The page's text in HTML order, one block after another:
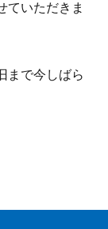
ていただきま
まで今しばら